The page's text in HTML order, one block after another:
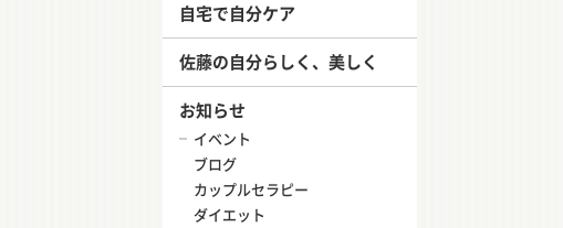
自宅で自分ケア
佐藤の自分らしく、美しく
お知らせ
イベント
ブログ
カップルセラピー
ダイエット